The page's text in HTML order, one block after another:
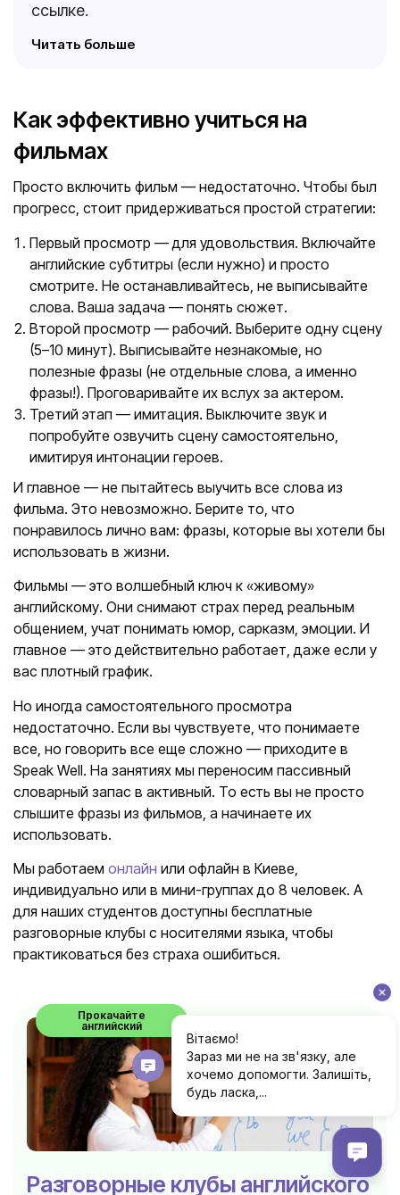
ссылке.
Читать больше
Как эффективно учиться на
фильмах
Просто включить фильм — недостаточно. Чтобы был
прогресс, стоит придерживаться простой стратегии:
Первый просмотр — для удовольствия. Включайте
английские субтитры (если нужно) и просто
смотрите. Не останавливайтесь, не выписывайте
слова. Ваша задача — понять сюжет.
Второй просмотр — рабочий. Выберите одну сцену
(5–10 минут). Выписывайте незнакомые, но
полезные фразы (не отдельные слова, а именно
фразы!). Проговаривайте их вслух за актером.
Третий этап — имитация. Выключите звук и
попробуйте озвучить сцену самостоятельно,
имитируя интонации героев.
И главное — не пытайтесь выучить все слова из
фильма. Это невозможно. Берите то, что
понравилось лично вам: фразы, которые вы хотели бы
использовать в жизни.
Фильмы — это волшебный ключ к «живому»
английскому. Они снимают страх перед реальным
общением, учат понимать юмор, сарказм, эмоции. И
главное — это действительно работает, даже если у
вас плотный график.
Но иногда самостоятельного просмотра
недостаточно. Если вы чувствуете, что понимаете
все, но говорить все еще сложно — приходите в
Speak Well. На занятиях мы переносим пассивный
словарный запас в активный. То есть вы не просто
слышите фразы из фильмов, а начинаете их
использовать.
Мы работаем онлайн или офлайн в Киеве,
индивидуально или в мини-группах до 8 человек. А
для наших студентов доступны бесплатные
разговорные клубы с носителями языка, чтобы
практиковаться без страха ошибиться.
Прокачайте
английский
Разговорные клубы английского